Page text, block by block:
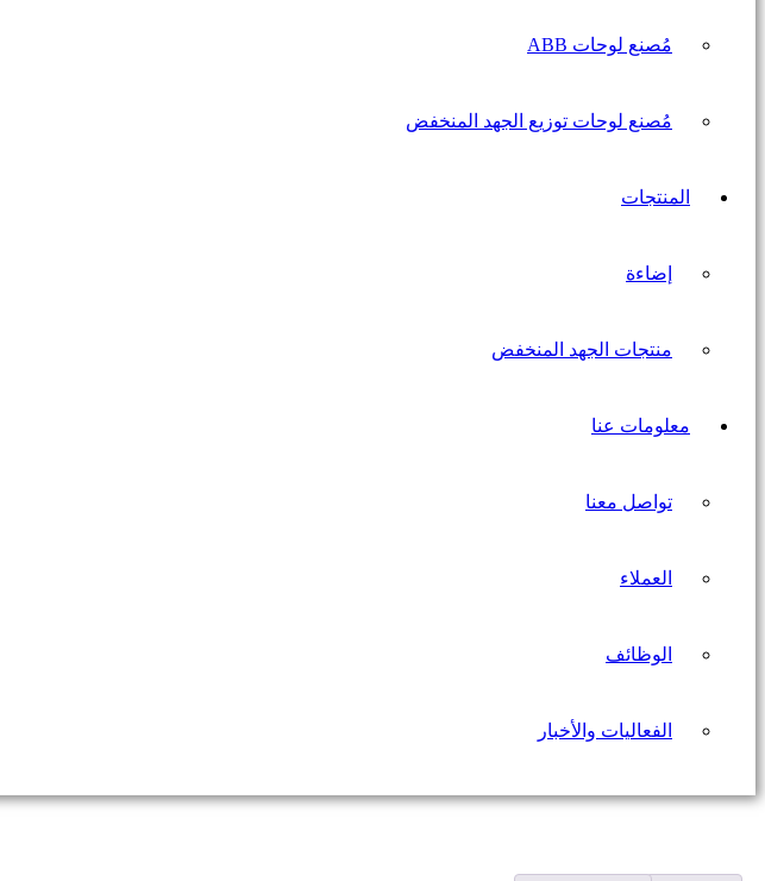
مُصنع لوحات ABB
مُصنع لوحات توزيع الجهد المنخفض
المنتجات
إضاءة
منتجات الجهد المنخفض
معلومات عنا
تواصل معنا
العملاء
الوظائف
الفعاليات والأخبار